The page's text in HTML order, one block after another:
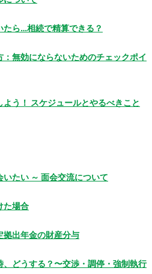
ら…相続で精算できる？
無効にならないためのチェックポイ
う！ スケジュールとやるべきこと
たい ～ 面会交流について
た場合
拠出年金の財産分与
どうする？〜交渉・調停・強制執行